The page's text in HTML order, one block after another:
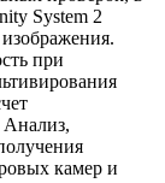
System 2
при
Анализ,
камер и